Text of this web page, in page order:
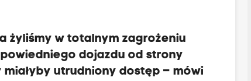
żyliśmy w totalnym zagrożeniu
dojazdu od strony
utrudniony dostęp – mówi